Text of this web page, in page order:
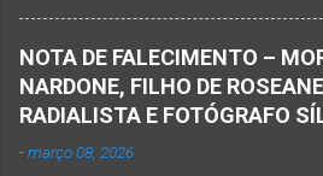
Pereira Alves
foto em que
em Mato Verde,
afogar e depois vir a
NOTA DE FALECIMENTO –
NARDONE, FILHO DE
RADIALISTA E FOTÓGRAFO
-março 08, 2026